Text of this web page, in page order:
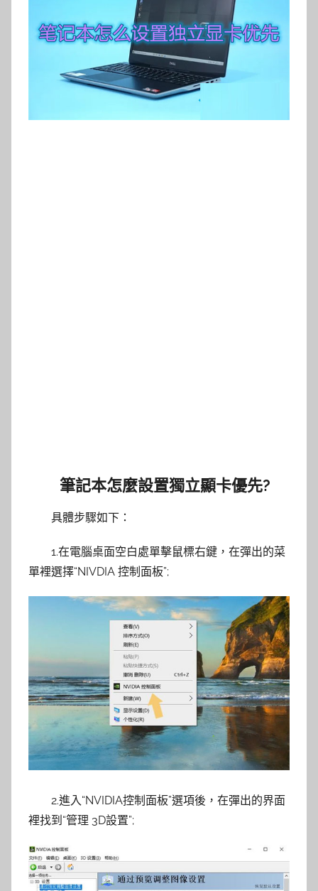
筆記本怎麼設置獨立顯卡優先?
具體步驟如下：
1.在電腦桌面空白處單擊鼠標右鍵，在彈出的菜
單裡選擇“NIVDIA 控制面板”;
2.進入“NVIDIA控制面板”選項後，在彈出的界面
裡找到“管理 3D設置”;